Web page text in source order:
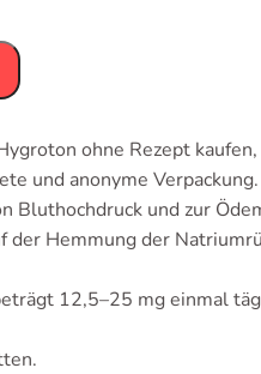
ohne Rezept
und anonyme Verpackung.
Bluthochdruck und zur
der Hemmung der
12,5–25 mg einmal